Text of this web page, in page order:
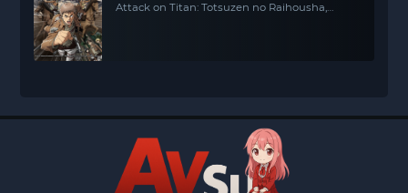
Attack on Titan: Totsuzen no Raihousha,